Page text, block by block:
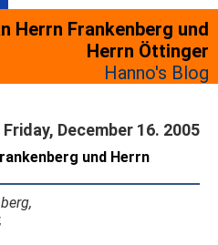
Herrn Frankenberg und
Herrn Öttinger
Hanno's Blog
Friday, December 16. 2005
und Herrn